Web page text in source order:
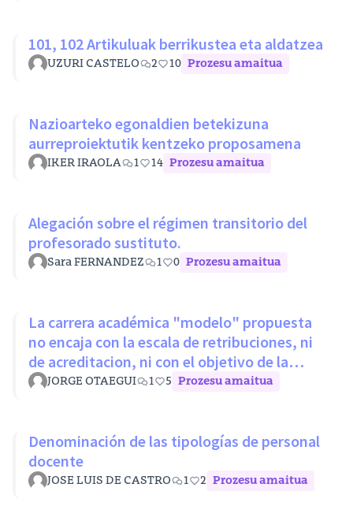
101, 102 Artikuluak berrikustea eta aldatzea
UZURI CASTELO 2 10 Prozesu amaitua
Nazioarteko egonaldien betekizuna
aurreproiektutik kentzeko proposamena
IKER IRAOLA 1 14 Prozesu amaitua
Alegación sobre el régimen transitorio del
profesorado sustituto.
Sara FERNANDEZ 1 0 Prozesu amaitua
La carrera académica "modelo" propuesta
no encaja con la escala de retribuciones, ni
de acreditacion, ni con el objetivo de la
LOSUJORGE OTAEGUI 1 5 Prozesu amaitua
Denominación de las tipologías de personal
docente
JOSE LUIS DE CASTRO 1 2 Prozesu amaitua